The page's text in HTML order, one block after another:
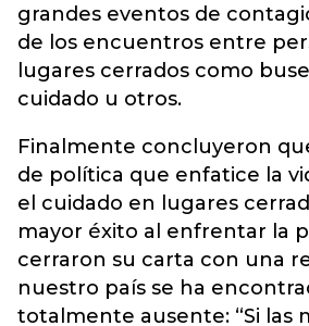
grandes eventos de
de los encuentros entre
lugares cerrados como
cuidado u otros.
Finalmente concluyeron
de política que enfatice la
el cuidado en lugares
mayor éxito al enfrentar la
cerraron su carta con una
nuestro país se ha
totalmente ausente: “Si las